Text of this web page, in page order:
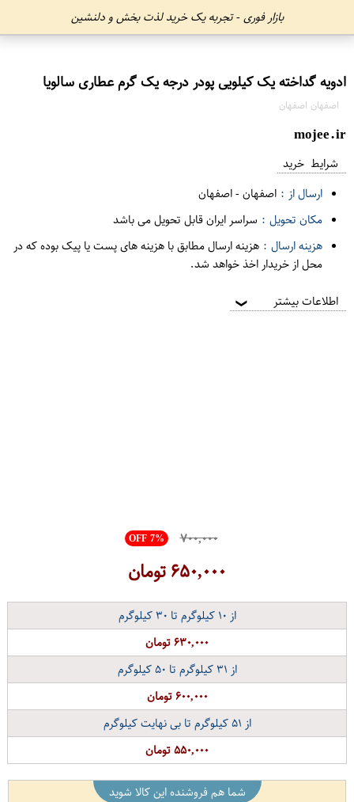
بازار فوری - تجربه یک خرید لذت بخش و دلنشین
ادویه گداخته یک کیلویی پودر درجه یک گرم عطاری سالویا
اصفهان اصفهان
mojee.ir
شرایط خرید
ارسال از : اصفهان-اصفهان
مکان تحویل : سراسر ایران قابل تحویل می باشد
هزینه ارسال : هزینه ارسال مطابق با هزینه های پست یا پیک بوده که در
محل از خریدار اخذ خواهد شد.
اطلاعات بیشتر ❯
OFF 7% ۷۰۰,۰۰۰
۶۵۰,۰۰۰تومان
از ۱۰ کیلوگرم تا ۳۰ کیلوگرم
۶۳۰,۰۰۰ تومان
از ۳۱ کیلوگرم تا ۵۰کیلوگرم
۶۰۰,۰۰۰ تومان
از ۵۱کیلوگرم تا بی نهایت کیلوگرم
۵۵۰,۰۰۰ تومان
شما هم فروشنده این کالا شوید